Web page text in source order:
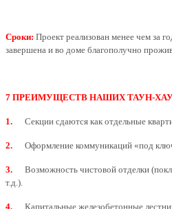
Сроки: Проект реализован менее чем за
завершена и во доме благополучно
7 ПРЕИМУЩЕСТВ НАШИХ ТАУН-
1. Секции сдаются как отдельные
2. Оформление коммуникаций «под
3.
Возможность чистовой отделки
т.д.).
4. Капитальные железобетонные